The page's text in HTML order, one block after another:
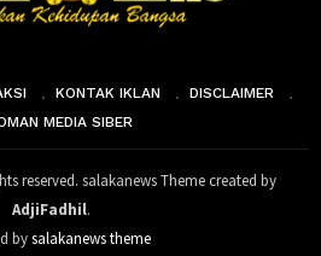
KONTAK IKLAN
DISCLAIMER
MEDIA SIBER
reserved. salakanews Theme created by
AdjiFadhil.
bysalakanews theme